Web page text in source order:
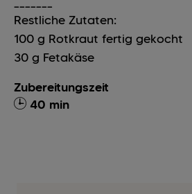
Restliche Zutaten:
100 g Rotkraut fertig gekocht
30 g Fetakäse
Zubereitungszeit
40 min